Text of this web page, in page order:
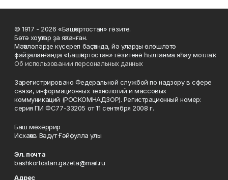
© 1917 - 2026 «Башҡортостан» гәзите.
Бөтә хоҡуҡтар ҙа яҡланған.
Мәҡәләләрҙе күсереп баҫҡанда, йә уларҙы өлөшләтә
файҙаланғанда «Башҡортостан» гәзитенә һылтанма яһау мотлаҡ.
Об использовании персональных данных
Зарегистрировано Федеральной службой по надзору в сфере
связи, информационных технологий и массовых
коммуникаций (РОСКОМНАДЗОР). Регистрационный номер:
серия ПИ ФС77-33205 от 11 сентября 2008 г.
Баш мөхәррир
Исхаҡов Вәдүт Ғәйфулла улы
Эл. почта
bashkortostan.gazeta@mail.ru
Адрес